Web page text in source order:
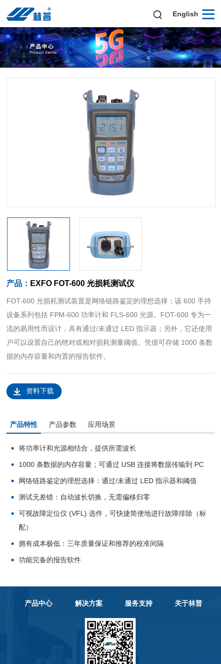
English
产品： EXFO FOT-600 光损耗测试仪
FOT-600 光损耗测试装置是网络链路鉴定的理想选择；该 600 手持
设备系列包括 FPM-600 功率计和 FLS-600 光源。FOT-600 专为一
流的易用性而设计，具有通过/未通过 LED 指示器；另外，它还使用
户可以设置自己的绝对或相对损耗测量阈值。凭借可存储 1000 条数
据的内存容量和内置的报告软件。
资料下载
产品特性 产品参数 应用场景
将功率计和光源相结合，提供所需波长
1000 条数据的内存容量；可通过 USB 连接将数据传输到 PC
网络链路鉴定的理想选择：通过/未通过 LED 指示器和阈值
测试无差错：自动波长切换，无需偏移归零
可视故障定位仪 (VFL) 选件，可快捷简便地进行故障排除（标
配）
拥有成本极低：三年质量保证和推荐的校准间隔
功能完备的报告软件
产品中心 解决方案 服务支持 关于林普